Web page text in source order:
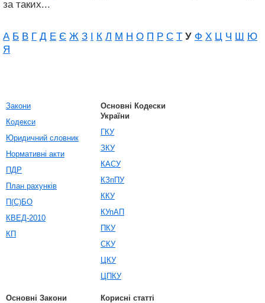
за таких...
А Б В Г Д Е Є Ж З І К Л М Н О П Р С Т У Ф Х Ц Ч Ш Ю
Я
Закони
Кодекси
Юридичний словник
Нормативні акти
ПДР
План рахунків
П(С)БО
КВЕД-2010
КП
Основні Кодески
України
ГКУ
ЗКУ
КАСУ
КЗпПУ
ККУ
КУпАП
ПКУ
СКУ
ЦКУ
ЦПКУ
Основні Закони
Корисні статті